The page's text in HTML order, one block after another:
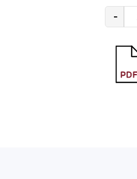
-